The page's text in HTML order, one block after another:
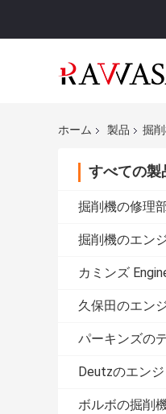
ホーム 製品 掘
すべての製
掘削機の修理
掘削機のエン
カミンズ
久保田のエン
パーキンズの
Deutzのエン
ボルボの掘削